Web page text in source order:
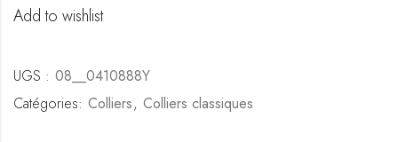
Add to wishlist
UGS : 08__0410888Y
Catégories: Colliers, Colliers classiques